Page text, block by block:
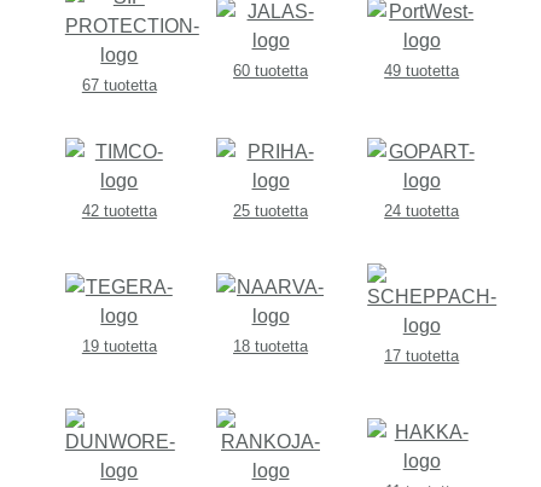
67 tuotetta
60 tuotetta 49 tuotetta
42 tuotetta 25 tuotetta 24 tuotetta
19 tuotetta 18 tuotetta
17 tuotetta